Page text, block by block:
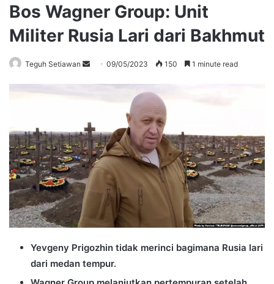
Bos Wagner Group: Unit
Militer Rusia Lari dari Bakhmut
Teguh Setiawan
Send09/05/2023 150 1 minute read
Yevgeny Prigozhin tidak merinci bagimana Rusia lari
dari medan tempur.